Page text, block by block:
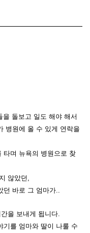
돌보고 일도 해야 해서
병원에 올 수 있게 연락을
타며 뉴욕의 병원으로 찾
않았던,
바로 그 엄마가..
을 보내게 됩니다.
기를 엄마와 딸이 나룰 수